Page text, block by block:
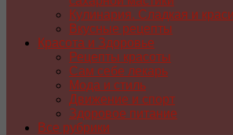
Кулинария. Сладкая и
Вкусные рецепты
Красота и Здоровье
Рецепты красоты
Сам себе лекарь
Мода и стиль
Движение и спорт
Здоровое питание
Все рубрики